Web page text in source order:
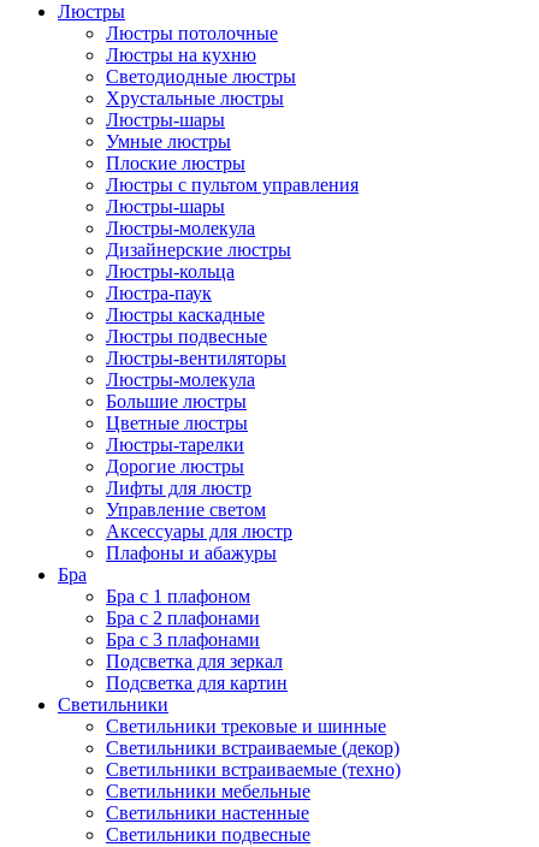
Люстры
Люстры потолочные
Люстры на кухню
Светодиодные люстры
Хрустальные люстры
Люстры-шары
Умные люстры
Плоские люстры
Люстры с пультом управления
Люстры-шары
Люстры-молекула
Дизайнерские люстры
Люстры-кольца
Люстра-паук
Люстры каскадные
Люстры подвесные
Люстры-вентиляторы
Люстры-молекула
Большие люстры
Цветные люстры
Люстры-тарелки
Дорогие люстры
Лифты для люстр
Управление светом
Аксессуары для люстр
Плафоны и абажуры
Бра
Бра с 1 плафоном
Бра с 2 плафонами
Бра с 3 плафонами
Подсветка для зеркал
Подсветка для картин
Светильники
Светильники трековые и шинные
Светильники встраиваемые (декор)
Светильники встраиваемые (техно)
Светильники мебельные
Светильники настенные
Светильники подвесные